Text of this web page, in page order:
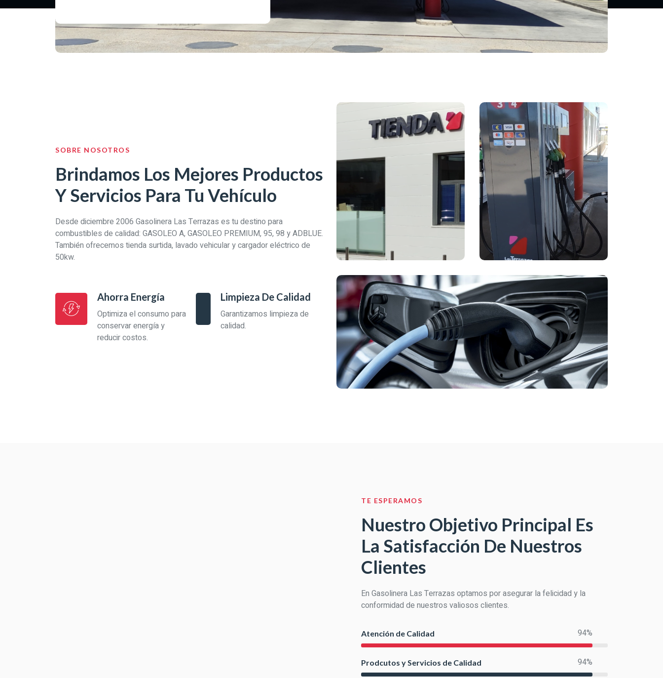
SOBRE NOSOTROS
Brindamos Los Mejores Productos
Y Servicios Para Tu Vehículo
Desde diciembre 2006 Gasolinera Las Terrazas es tu destino para
combustibles de calidad: GASOLEO A, GASOLEO PREMIUM, 95, 98 y ADBLUE.
También ofrecemos tienda surtida, lavado vehicular y cargador eléctrico de
50kw.
Ahorra Energía
Optimiza el consumo para
conservar energía y
reducir costos.
Limpieza De Calidad
Garantizamos limpieza de
calidad.
TE ESPERAMOS
Nuestro Objetivo Principal Es
La Satisfacción De Nuestros
Clientes
En Gasolinera Las Terrazas optamos por asegurar la felicidad y la
conformidad de nuestros valiosos clientes.
Atención de Calidad 100%
Prodcutos y Servicios de Calidad 100%